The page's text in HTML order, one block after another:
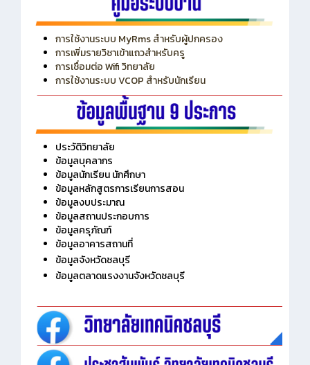
การใช้งานระบบ MyRms สำหรับผู้ปกครอง
การเพิ่มรายวิชาเข้าแถวสำหรับครู
การเชื่อมต่อ Wifi วิทยาลัย
การใช้งานระบบ VCOP สำหรับนักเรียน
ประวัติวิทยาลัย
ข้อมูลบุคลากร
ข้อมูลนักเรียน นักศึกษา
ข้อมูลหลักสูตรการเรียนการสอน
ข้อมูลงบประมาณ
ข้อมูลสถานประกอบการ
ข้อมูลครุภัณฑ์
ข้อมูลอาคารสถานที่
ข้อมูลจังหวัดชลบุรี